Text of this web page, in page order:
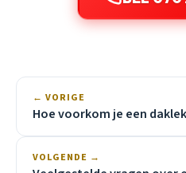
← VORIGE
Hoe voorkom je een
VOLGENDE →